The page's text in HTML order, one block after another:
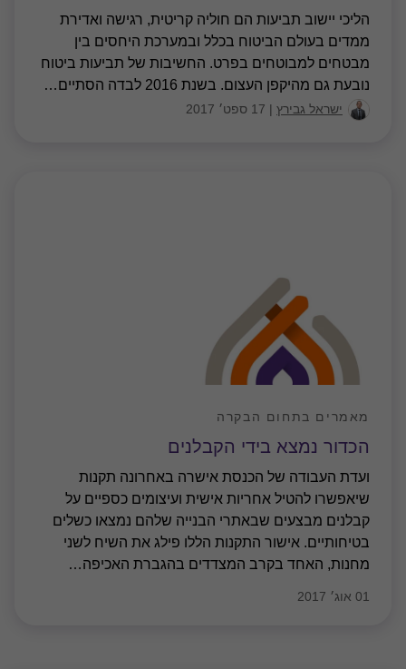
הליכי יישוב תביעות הם חוליה קריטית, רגישה ואדירת
ממדים בעולם הביטוח בכלל ובמערכת היחסים בין
מבטחים למבוטחים בפרט. החשיבות של תביעות ביטוח
נובעת גם מהיקפן העצום. בשנת 2016 לבדה הסתיים
…
ישראל גבירץ | 17 ספט׳ 2017
הכדור נמצא בידי הקבלנים
מאמרים בתחום הבקרה
ועדת העבודה של הכנסת אישרה באחרונה תקנות
שיאפשרו להטיל אחריות אישית ועיצומים כספיים על
קבלנים מבצעים שבאתרי הבנייה שלהם נמצאו כשלים
בטיחותיים. אישור התקנות הללו פילג את השיח לשני
מחנות, האחד בקרב המצדדים בהגברת האכיפה…
01 אוג׳ 2017